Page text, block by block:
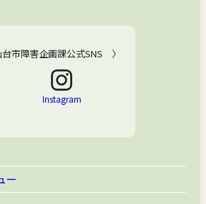
市障害企画課公式SNS 〉
Instagram
ー